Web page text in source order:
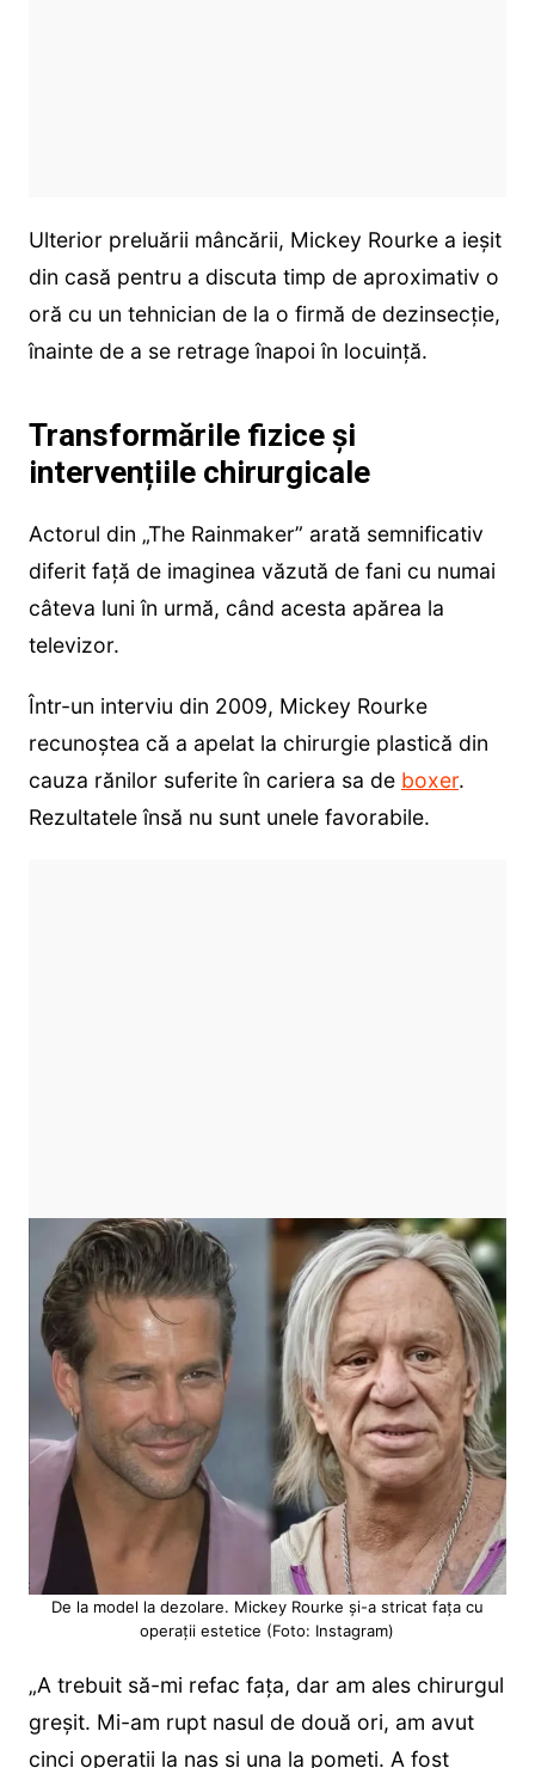
Ulterior preluării mâncării, Mickey Rourke a ieșit
din casă pentru a discuta timp de aproximativ o
oră cu un tehnician de la o firmă de dezinsecție,
înainte de a se retrage înapoi în locuință.
Transformările fizice și
intervențiile chirurgicale
Actorul din „The Rainmaker” arată semnificativ
diferit față de imaginea văzută de fani cu numai
câteva luni în urmă, când acesta apărea la
televizor.
Într-un interviu din 2009, Mickey Rourke
recunoștea că a apelat la chirurgie plastică din
cauza rănilor suferite în cariera sa de boxer.
Rezultatele însă nu sunt unele favorabile.
De la model la dezolare. Mickey Rourke și-a stricat fața cu
operații estetice (Foto: Instagram)
„A trebuit să-mi refac fața, dar am ales chirurgul
greșit. Mi-am rupt nasul de două ori, am avut
cinci operații la nas și una la pomeți. A fost